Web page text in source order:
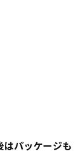
はパッケージも